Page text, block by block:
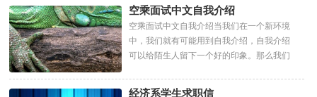
空乘面试中文自我介绍
空乘面试中文自我介绍当我们在一个新环境
中，我们就有可能用到自我介绍，自我介绍
可以给陌生人留下一个好的印象。那么我们
经济系学生求职信